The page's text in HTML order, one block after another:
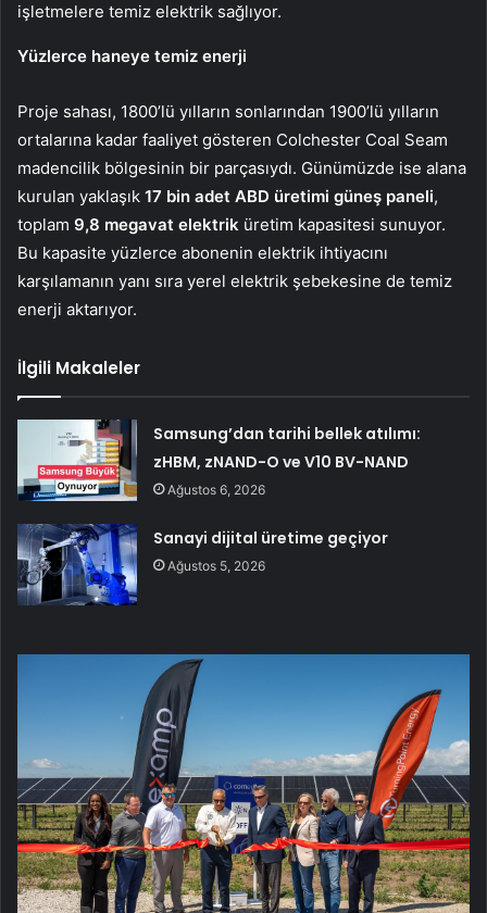
işletmelere temiz elektrik sağlıyor.
Yüzlerce haneye temiz enerji
Proje sahası, 1800’lü yılların sonlarından 1900’lü yılların
ortalarına kadar faaliyet gösteren Colchester Coal Seam
madencilik bölgesinin bir parçasıydı. Günümüzde ise alana
kurulan yaklaşık 17 bin adet ABD üretimi güneş paneli,
toplam 9,8 megavat elektrik üretim kapasitesi sunuyor.
Bu kapasite yüzlerce abonenin elektrik ihtiyacını
karşılamanın yanı sıra yerel elektrik şebekesine de temiz
enerji aktarıyor.
İlgili Makaleler
Samsung’dan tarihi bellek atılımı:
zHBM, zNAND-O ve V10 BV-NAND
Ağustos 6, 2026
Sanayi dijital üretime geçiyor
Ağustos 5, 2026